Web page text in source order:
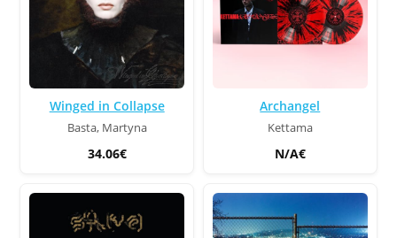
Winged in Collapse
Basta, Martyna
34.06€
Archangel
Kettama
N/A€